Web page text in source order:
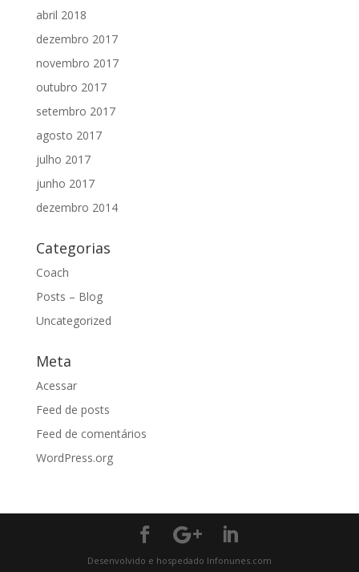
abril 2018
dezembro 2017
novembro 2017
outubro 2017
setembro 2017
agosto 2017
julho 2017
junho 2017
dezembro 2014
Categorias
Coach
Posts – Blog
Uncategorized
Meta
Acessar
Feed de posts
Feed de comentários
WordPress.org
Desenvolvido e hospedado Infonunes.com